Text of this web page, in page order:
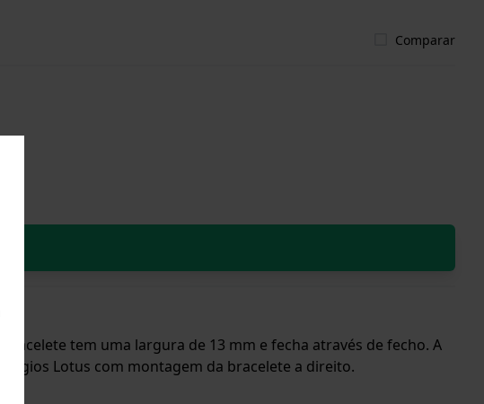
Comparar
tem uma largura de 13 mm e fecha através de fecho. A
Lotus com montagem da bracelete a direito.